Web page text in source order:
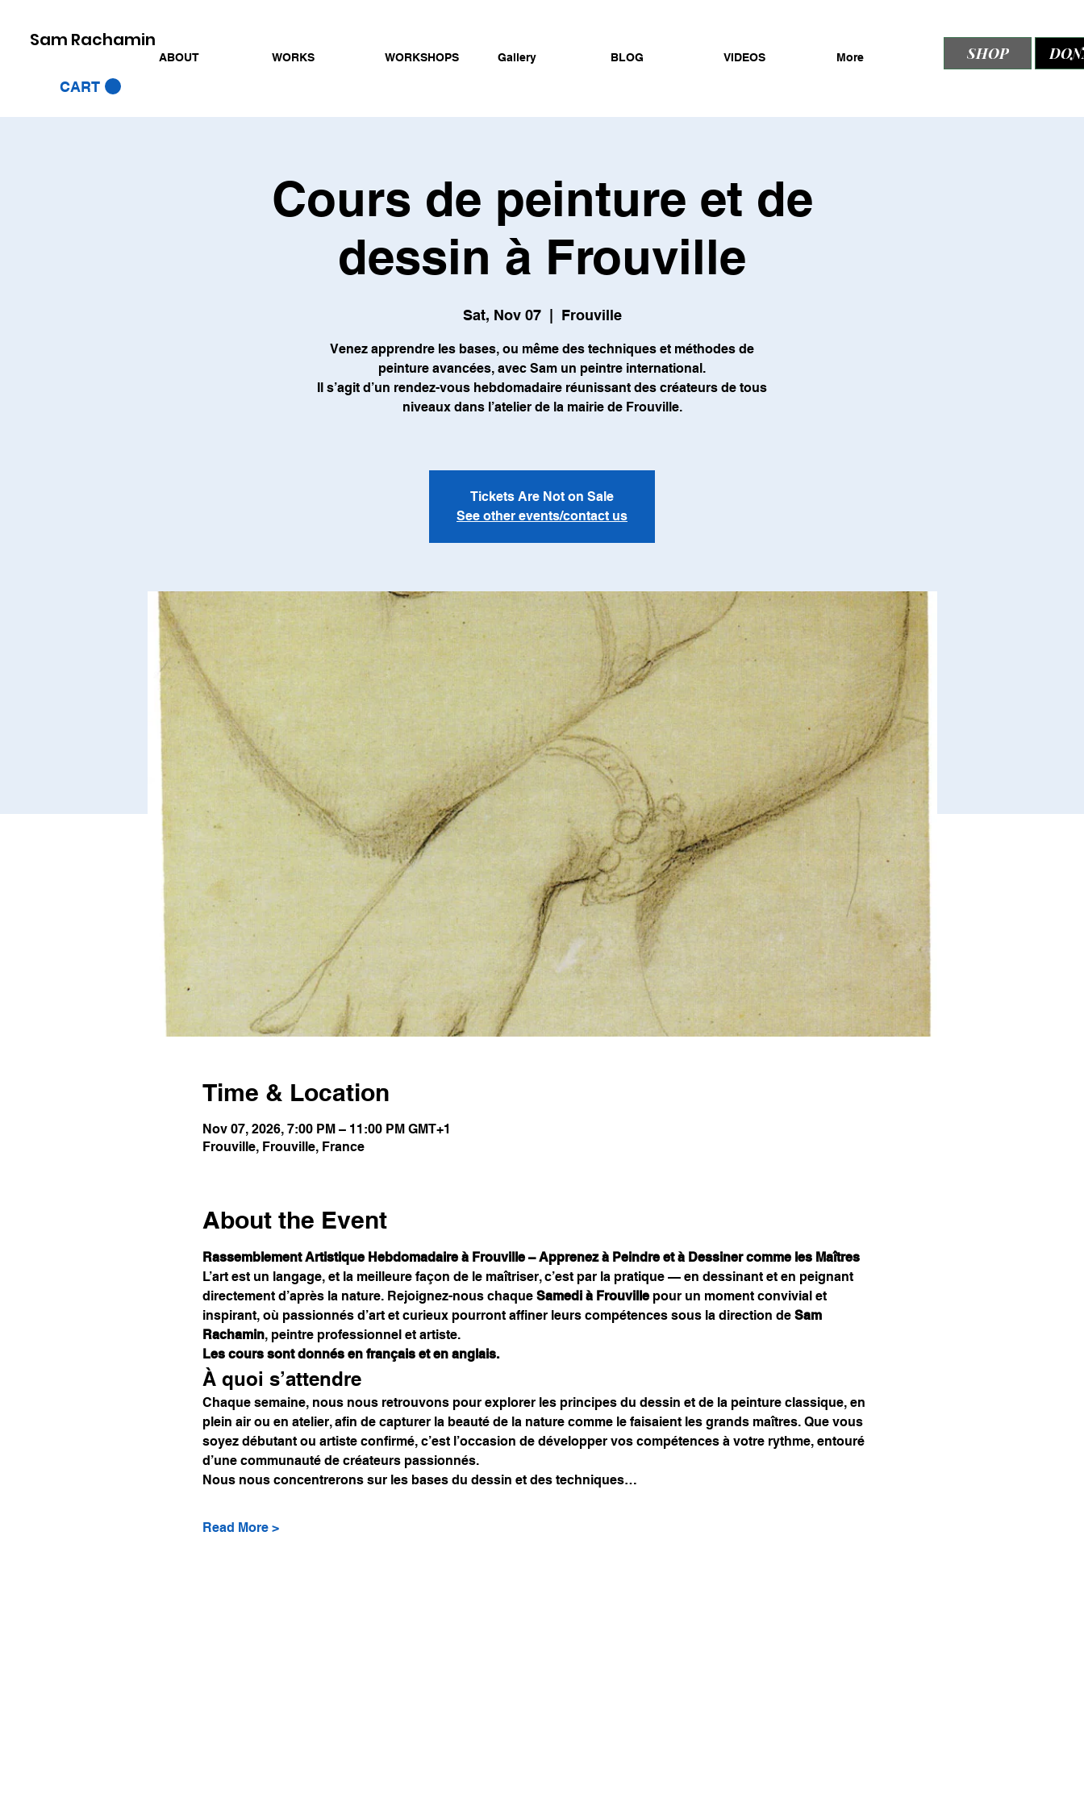
Sam Rachamin
CART
ABOUT WORKS WORKSHOPS Gallery BLOG VIDEOS More SHOP
Cours de peinture et de
dessin à Frouville
Sat, Nov 07
  |
Frouville
Venez apprendre les bases, ou même des techniques et méthodes de
peinture avancées, avec Sam un peintre international.
Il s’agit d’un rendez-vous hebdomadaire réunissant des créateurs de tous
niveaux dans l’atelier de la mairie de Frouville.
Tickets Are Not on Sale
See other events/contact us
Time & Location
Nov 07, 2026, 7:00 PM – 11:00 PM GMT+1
Frouville, Frouville, France
About the Event
Rassemblement Artistique Hebdomadaire à Frouville – Apprenez à Peindre et à Dessiner comme les Maîtres
L’art est un langage, et la meilleure façon de le maîtriser, c’est par la pratique — en dessinant et en peignant
directement d’après la nature. Rejoignez-nous chaque Samedi à Frouville pour un moment convivial et
inspirant, où passionnés d’art et curieux pourront affiner leurs compétences sous la direction de Sam
Rachamin, peintre professionnel et artiste.
Les cours sont donnés en français et en anglais.
À quoi s’attendre
Chaque semaine, nous nous retrouvons pour explorer les principes du dessin et de la peinture classique, en
plein air ou en atelier, afin de capturer la beauté de la nature comme le faisaient les grands maîtres. Que vous
soyez débutant ou artiste confirmé, c’est l’occasion de développer vos compétences à votre rythme, entouré
d’une communauté de créateurs passionnés.
Nous nous concentrerons sur les bases du dessin et des techniques…
Read More >